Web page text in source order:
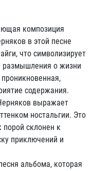
композиция
в этой песне
что символизирует
размышления о жизни
содержания.
выражает
ностальгии. Это
порой склонен к
приключений и
альбома, которая